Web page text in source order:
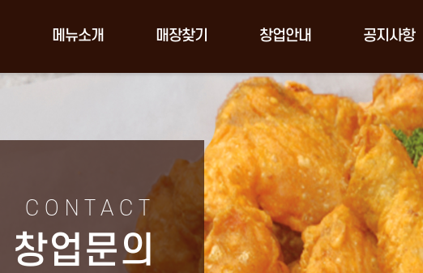
메뉴소개 매장찾기 창업안내 공지사항
CONTACT
창업문의